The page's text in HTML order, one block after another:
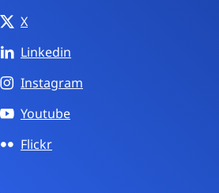
X
Linkedin
Instagram
Youtube
Flickr